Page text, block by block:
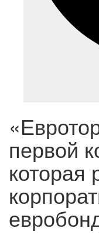
первой
которая